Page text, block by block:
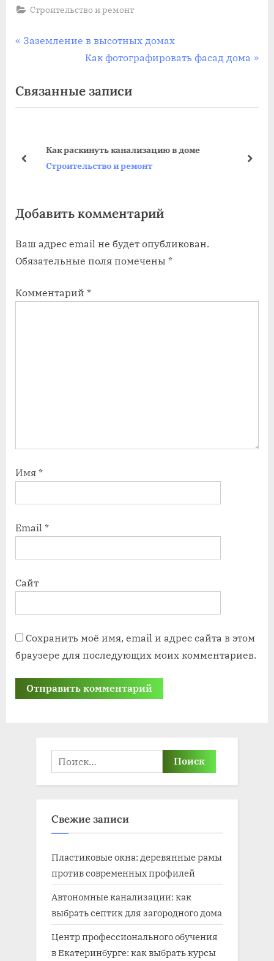
Строительство и ремонт
Навигация
записям
П
д
ы
щ
з
п
и
ь
Заземление в высотных домах
С
е
д
з
п
и
ь
Как фотографировать фасад дома
Связанные записи
Как раскинуть канализацию в доме
Строительство и ремонт
пред
Добавить комментарий
Ваш адрес email не будет опубликован.
Обязательные поля помечены *
Комментарий *
Имя *
Email *
Сайт
Сохранить моё имя, email и адрес сайта в этом
браузере для последующих моих комментариев.
Найти:
Свежие записи
Пластиковые окна: деревянные рамы
против современных профилей
Автономные канализации: как
выбрать септик для загородного дома
Центр профессионального обучения
в Екатеринбурге: как выбрать курсы